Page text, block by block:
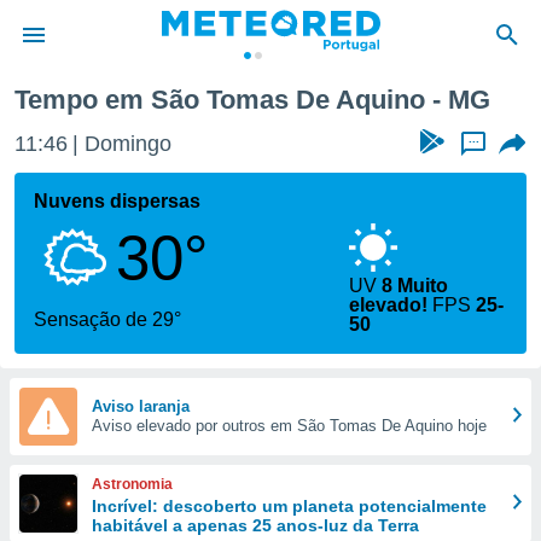
da
foi
fornecidas
a este
das
e
forma
digital
Tempo em São Tomas De Aquino - MG
11:46 Domingo ...
Nuvens dispersas
30°
Sensação de 29°
UV8 Muito
elevado! FPS25-
50
Aviso laranja
Aviso elevado por outros em São Tomas De Aquino hoje
Astronomia
Incrível: descoberto um planeta potencialmente
habitável a apenas 25 anos-luz da Terra